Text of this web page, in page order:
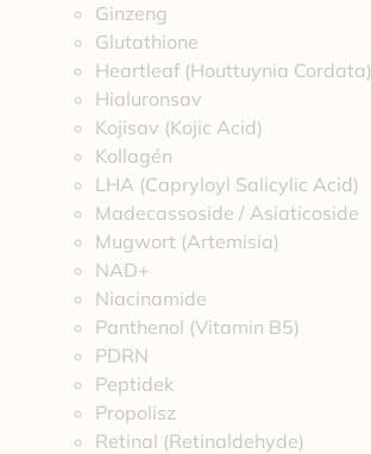
Ginzeng
Glutathione
Heartleaf (Houttuynia Cordata)
Hialuronsav
Kojisav (Kojic Acid)
Kollagén
LHA (Capryloyl Salicylic Acid)
Madecassoside / Asiaticoside
Mugwort (Artemisia)
NAD+
Niacinamide
Panthenol (Vitamin B5)
PDRN
Peptidek
Propolisz
Retinal (Retinaldehyde)